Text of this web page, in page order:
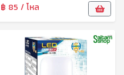
฿ 85 / โหล